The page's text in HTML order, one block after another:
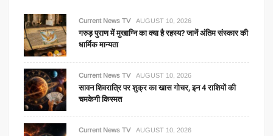
Current News TV AUGUST 10, 2026
गरुड़ पुराण में मुखाग्नि का क्या है रहस्य? जानें अंतिम संस्कार की
धार्मिक मान्यता
Current News TV AUGUST 10, 2026
सावन शिवरात्रि पर शुक्र का खास गोचर, इन 4 राशियों की
चमकेगी किस्मत
Current News TV AUGUST 10, 2026